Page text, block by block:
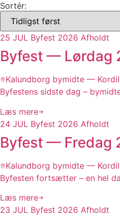
Sortér:
25 JUL Byfest 2026 Afholdt
Byfest — Lørdag
Kalundborg bymidte —
Byfestens sidste dag –
Læs mere
24 JUL Byfest 2026 Afholdt
Byfest — Fredag
Kalundborg bymidte —
Byfesten fortsætter – en hel
Læs mere
23 JUL Byfest 2026 Afholdt